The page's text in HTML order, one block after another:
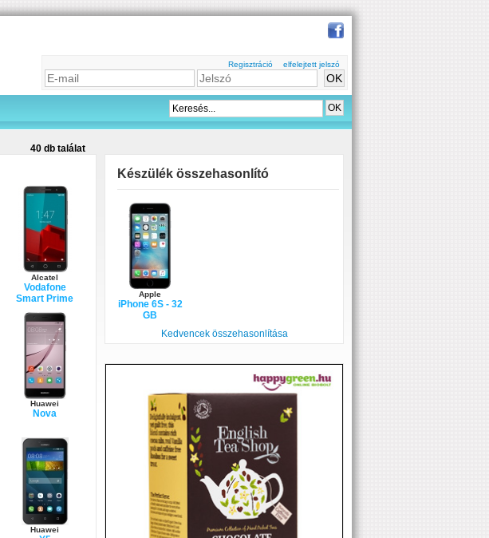
Regisztráció elfelejtett jelszó
40 db találat
Alcatel
Vodafone
Smart Prime
Huawei
Nova
Huawei
Készülék összehasonlító
Apple
iPhone 6S - 32
GB
Kedvencek összehasonlítása